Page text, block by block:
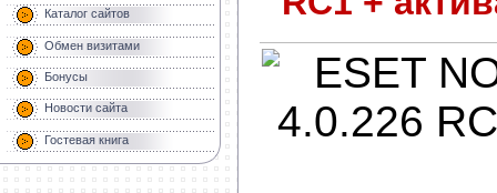
Каталог сайтов
Обмен визитами
Бонусы
Новости сайта
Гостевая книга